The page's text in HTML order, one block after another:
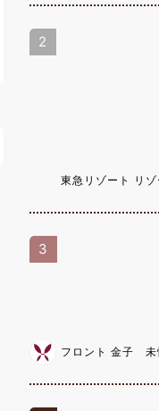
2
東急リゾート リ
3
フロント 金子 未